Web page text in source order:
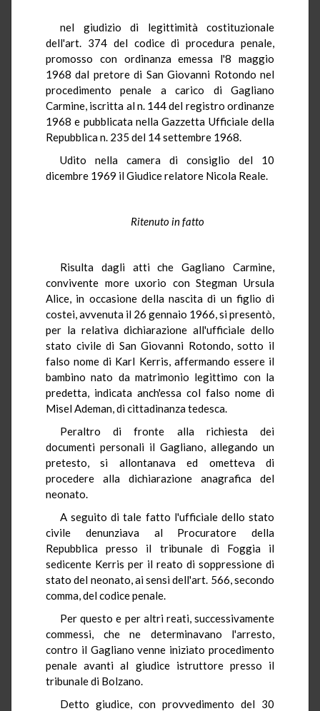
nel giudizio di legittimità costituzionale
dell'art. 374 del codice di procedura penale,
promosso con ordinanza emessa l'8 maggio
1968 dal pretore di San Giovanni Rotondo nel
procedimento penale a carico di Gagliano
Carmine, iscritta al n. 144 del registro ordinanze
1968 e pubblicata nella Gazzetta Ufficiale della
Repubblica n. 235 del 14 settembre 1968.
Udito nella camera di consiglio del 10
dicembre 1969 il Giudice relatore Nicola Reale.
Ritenuto in fatto
Risulta dagli atti che Gagliano Carmine,
convivente more uxorio con Stegman Ursula
Alice, in occasione della nascita di un figlio di
costei, avvenuta il 26 gennaio 1966, si presentò,
per la relativa dichiarazione all'ufficiale dello
stato civile di San Giovanni Rotondo, sotto il
falso nome di Karl Kerris, affermando essere il
bambino nato da matrimonio legittimo con la
predetta, indicata anch'essa col falso nome di
Misel Ademan, di cittadinanza tedesca.
Peraltro di fronte alla richiesta dei
documenti personali il Gagliano, allegando un
pretesto, si allontanava ed ometteva di
procedere alla dichiarazione anagrafica del
neonato.
A seguito di tale fatto l'ufficiale dello stato
civile denunziava al Procuratore della
Repubblica presso il tribunale di Foggia il
sedicente Kerris per il reato di soppressione di
stato del neonato, ai sensi dell'art. 566, secondo
comma, del codice penale.
Per questo e per altri reati, successivamente
commessi, che ne determinavano l'arresto,
contro il Gagliano venne iniziato procedimento
penale avanti al giudice istruttore presso il
tribunale di Bolzano.
Detto giudice, con provvedimento del 30